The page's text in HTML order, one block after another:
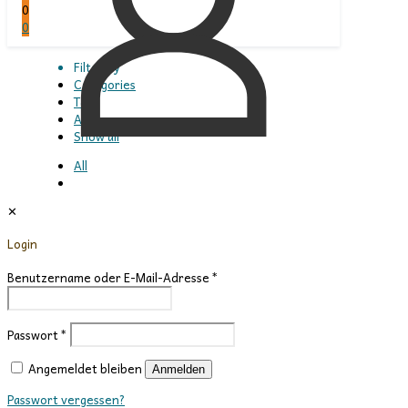
✕
Login
Benutzername oder E-Mail-Adresse*
Passwort*
Angemeldet bleiben
Anmelden
Passwort vergessen?
0
0
Filter by
Categories
Tags
Authors
Show all
All
Fuexin
There are no posts on the list.
In Verbindung bleiben – Verlagsgeflüster abonnieren!